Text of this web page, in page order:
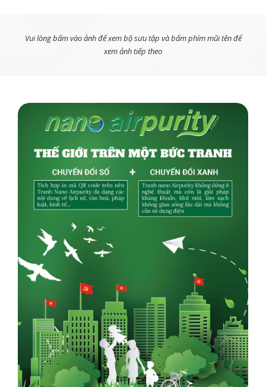
Vui lòng bấm vào ảnh để xem bộ sưu tập và bấm phím mũi tên để
xem ảnh tiếp theo